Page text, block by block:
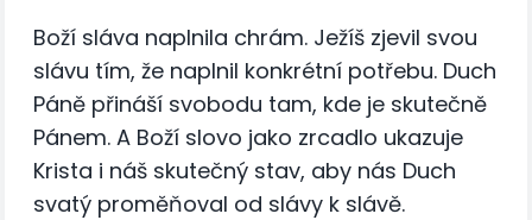
Boží sláva naplnila chrám. Ježíš zjevil svou
slávu tím, že naplnil konkrétní potřebu. Duch
Páně přináší svobodu tam, kde je skutečně
Pánem. A Boží slovo jako zrcadlo ukazuje
Krista i náš skutečný stav, aby nás Duch
svatý proměňoval od slávy k slávě.